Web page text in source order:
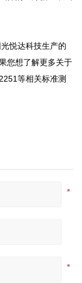
悦达科技生产的
果您想了解更多关于
等相关标准测